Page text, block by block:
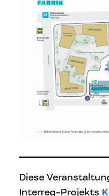
Diese
Interreg-Projekts